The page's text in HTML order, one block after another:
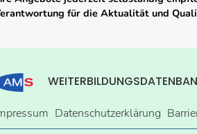
für die Aktualität und
Datenschutzerklärung